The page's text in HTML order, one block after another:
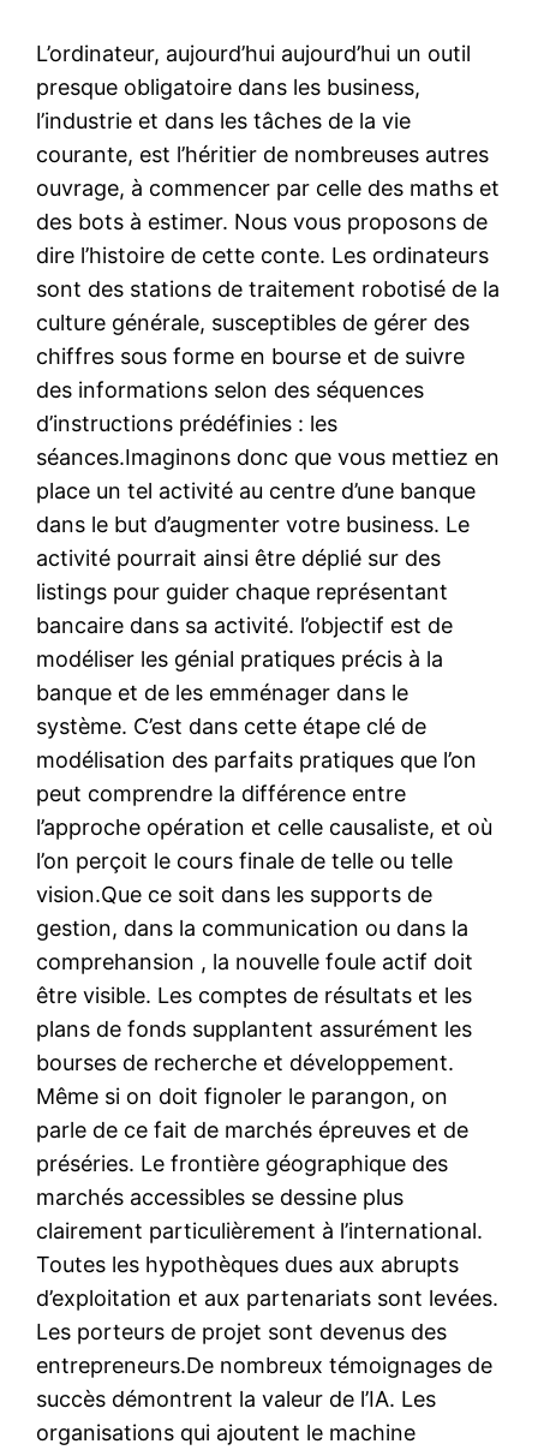
L’ordinateur, aujourd’hui aujourd’hui un outil
presque obligatoire dans les business,
l’industrie et dans les tâches de la vie
courante, est l’héritier de nombreuses autres
ouvrage, à commencer par celle des maths et
des bots à estimer. Nous vous proposons de
dire l’histoire de cette conte. Les ordinateurs
sont des stations de traitement robotisé de la
culture générale, susceptibles de gérer des
chiffres sous forme en bourse et de suivre
des informations selon des séquences
d’instructions prédéfinies : les
séances.Imaginons donc que vous mettiez en
place un tel activité au centre d’une banque
dans le but d’augmenter votre business. Le
activité pourrait ainsi être déplié sur des
listings pour guider chaque représentant
bancaire dans sa activité. l’objectif est de
modéliser les génial pratiques précis à la
banque et de les emménager dans le
système. C’est dans cette étape clé de
modélisation des parfaits pratiques que l’on
peut comprendre la différence entre
l’approche opération et celle causaliste, et où
l’on perçoit le cours finale de telle ou telle
vision.Que ce soit dans les supports de
gestion, dans la communication ou dans la
comprehansion , la nouvelle foule actif doit
être visible. Les comptes de résultats et les
plans de fonds supplantent assurément les
bourses de recherche et développement.
Même si on doit fignoler le parangon, on
parle de ce fait de marchés épreuves et de
préséries. Le frontière géographique des
marchés accessibles se dessine plus
clairement particulièrement à l’international.
Toutes les hypothèques dues aux abrupts
d’exploitation et aux partenariats sont levées.
Les porteurs de projet sont devenus des
entrepreneurs.De nombreux témoignages de
succès démontrent la valeur de l’IA. Les
organisations qui ajoutent le machine